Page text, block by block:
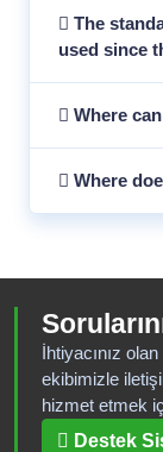
The
used since
Where
Where
İhtiyacınız
ekibimizle
hizmet etmek
Destek